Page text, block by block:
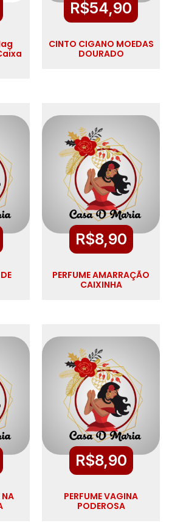
R$54,90
CINTO CIGANO MOEDAS
DOURADO
R$8,90
PERFUME AMARRAÇÃO
CAIXINHA
NA
R$8,90
PERFUME VAGINA
PODEROSA